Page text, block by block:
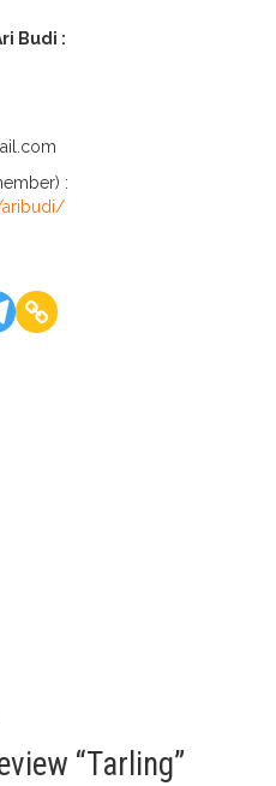
Budi :
:
aribudi/
“Tarling”